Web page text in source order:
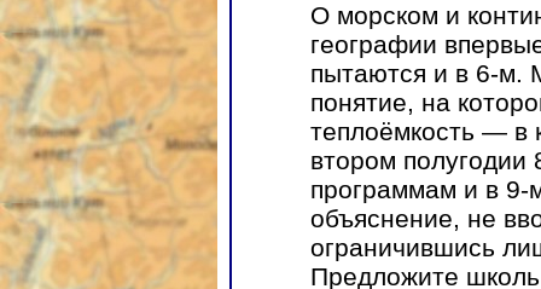
О морском и
географии
пытаются и в 6-м.
понятие, на
теплоёмкость — в
втором полугодии
программам и в 9-
объяснение, не
ограничившись
Предложите